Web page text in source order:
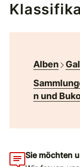
Alben
n und
Sie möchten